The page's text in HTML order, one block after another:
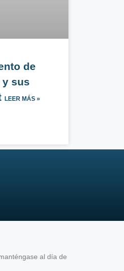
de
sus
LEER MÁS »
al día de